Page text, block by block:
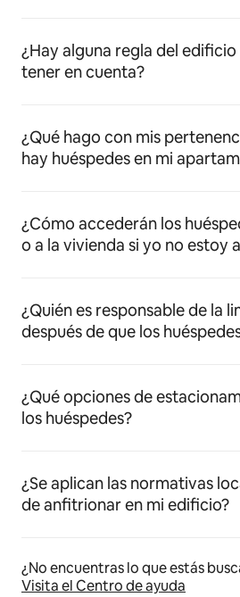
¿Hay alguna regla del
tener en cuenta?
¿Qué hago con mis
hay huéspedes en mi
¿Cómo accederán los
o a la vivienda si yo no estoy
¿Quién es responsable de la
después de que los
¿Qué opciones de
los huéspedes?
¿Se aplican las normativas
de anfitrionar en mi edificio?
¿No encuentras lo que estás
Visita el Centro de ayuda